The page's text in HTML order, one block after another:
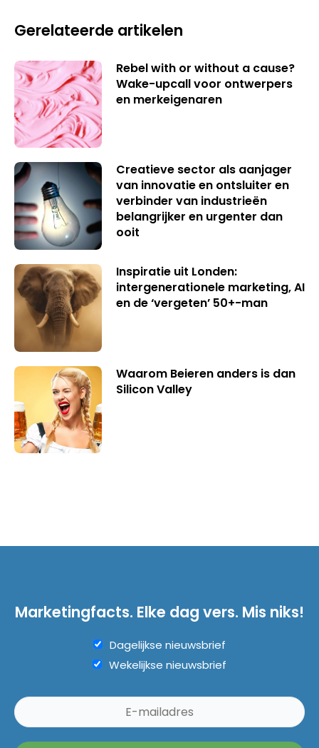
Gerelateerde artikelen
Rebel with or without a cause?
Wake-upcall voor ontwerpers
en merkeigenaren
Creatieve sector als aanjager
van innovatie en ontsluiter en
verbinder van industrieën
belangrijker en urgenter dan
ooit
Inspiratie uit Londen:
intergenerationele marketing, AI
en de ‘vergeten’ 50+-man
Waarom Beieren anders is dan
Silicon Valley
Marketingfacts. Elke dag vers. Mis niks!
Dagelijkse nieuwsbrief
Wekelijkse nieuwsbrief